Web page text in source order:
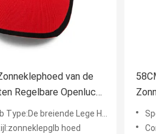
van de
Regelbare Openlucht
Hoogste het
Lege Hoogste Kappen van het Vizierhonkbal
hoed
de